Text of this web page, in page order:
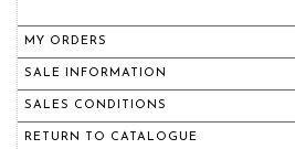
MY ORDERS
SALE INFORMATION
SALES CONDITIONS
RETURN TO CATALOGUE